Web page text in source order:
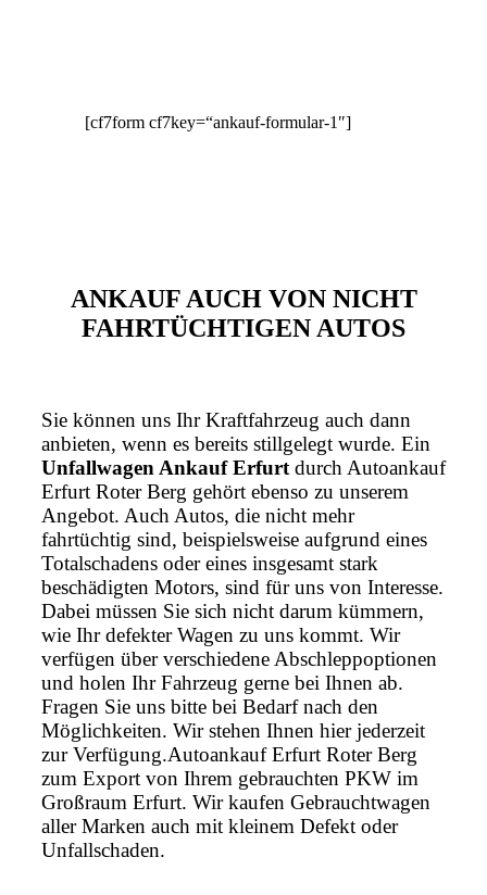
[cf7form cf7key=“ankauf-formular-1″]
ANKAUF AUCH VON NICHT
FAHRTÜCHTIGEN AUTOS
Sie können uns Ihr Kraftfahrzeug auch dann
anbieten, wenn es bereits stillgelegt wurde. Ein
Unfallwagen Ankauf Erfurt durch Autoankauf
Erfurt Roter Berg gehört ebenso zu unserem
Angebot. Auch Autos, die nicht mehr
fahrtüchtig sind, beispielsweise aufgrund eines
Totalschadens oder eines insgesamt stark
beschädigten Motors, sind für uns von Interesse.
Dabei müssen Sie sich nicht darum kümmern,
wie Ihr defekter Wagen zu uns kommt. Wir
verfügen über verschiedene Abschleppoptionen
und holen Ihr Fahrzeug gerne bei Ihnen ab.
Fragen Sie uns bitte bei Bedarf nach den
Möglichkeiten. Wir stehen Ihnen hier jederzeit
zur Verfügung.Autoankauf Erfurt Roter Berg
zum Export von Ihrem gebrauchten PKW im
Großraum Erfurt. Wir kaufen Gebrauchtwagen
aller Marken auch mit kleinem Defekt oder
Unfallschaden.